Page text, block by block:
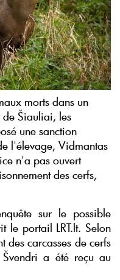
morts dans un
de Šiauliai, les
une sanction
l'élevage, Vidmantas
n'a pas ouvert
des cerfs,
sur le possible
le portail LRT.lt. Selon
des carcasses de cerfs
a été reçu au